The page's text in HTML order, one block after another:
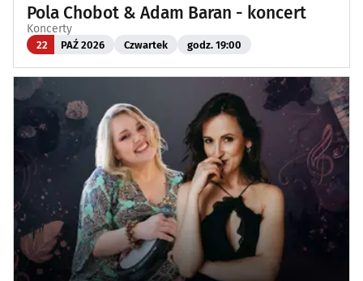
Pola Chobot & Adam Baran - koncert
Koncerty
22 PAŹ 2026 Czwartek godz. 19:00